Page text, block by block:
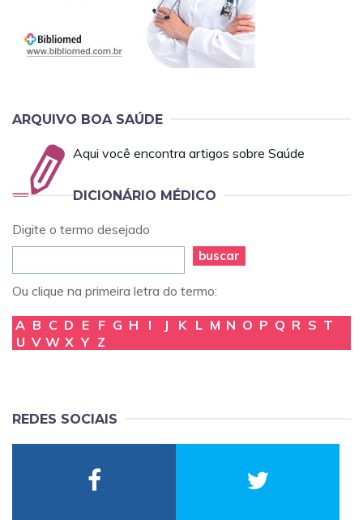
ARQUIVO BOA SAÚDE
Aqui você encontra artigos sobre Saúde
DICIONÁRIO MÉDICO
Digite o termo desejado
buscar
Ou clique na primeira letra do termo:
A B C D E F G H I J K L M N O P Q R S T
U V W X Y Z
REDES SOCIAIS